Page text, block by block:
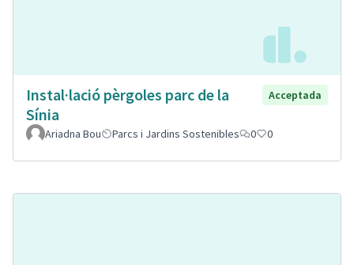
Instal·lació pèrgoles parc de la
Sínia
Acceptada
Ariadna Bou Parcs i Jardins Sostenibles 0 0